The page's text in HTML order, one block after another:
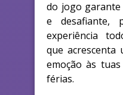
do jogo
e desafiante,
experiência
que acrescenta
emoção às
férias.